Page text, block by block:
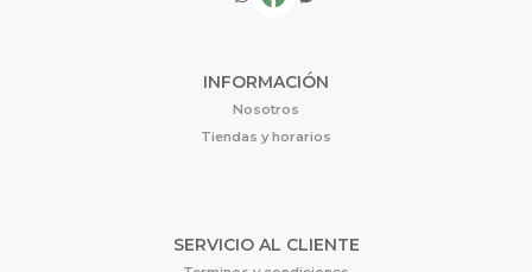
INFORMACIÓN
Nosotros
Tiendas y horarios
SERVICIO AL CLIENTE